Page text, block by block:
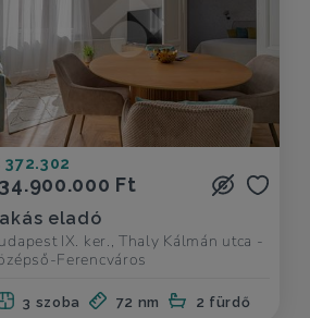
372.302
Ft
eladó
IX. ker., Thaly Kálmán utca -
Ferencváros
3 szoba 72 nm 2 fürdő